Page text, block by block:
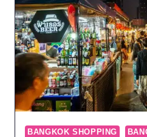
IN
SUKHUMVIT
BANGKOK SHOPPING